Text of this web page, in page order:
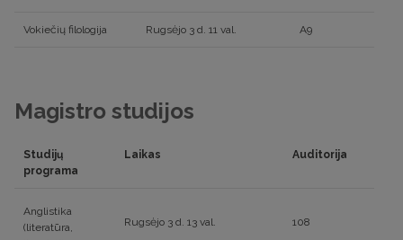
Vokiečių filologija Rugsėjo 3 d. 11 val. A9
Magistro studijos
Studijų
programa
Laikas Auditorija
Anglistika
(literatūra,
Rugsėjo 3 d. 13 val. 108